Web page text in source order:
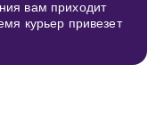
вам приходит
курьер привезет